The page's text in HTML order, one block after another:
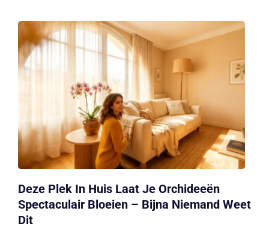
Deze Plek In Huis Laat Je Orchideeën
Spectaculair Bloeien – Bijna Niemand Weet
Dit